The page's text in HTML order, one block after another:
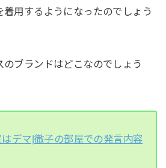
着用するようになったのでしょう
のブランドはどこなのでしょう
デマ|徹子の部屋での発言内容